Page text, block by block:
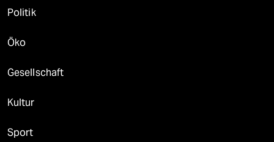
Politik
Öko
Gesellschaft
Kultur
Sport